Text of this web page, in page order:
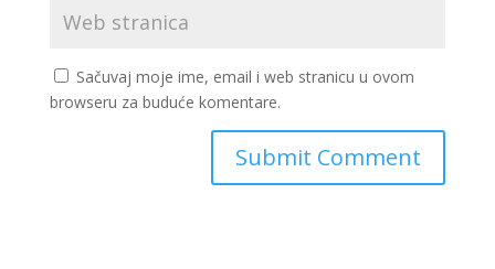
Sačuvaj moje ime, email i web stranicu u ovom
browseru za buduće komentare.